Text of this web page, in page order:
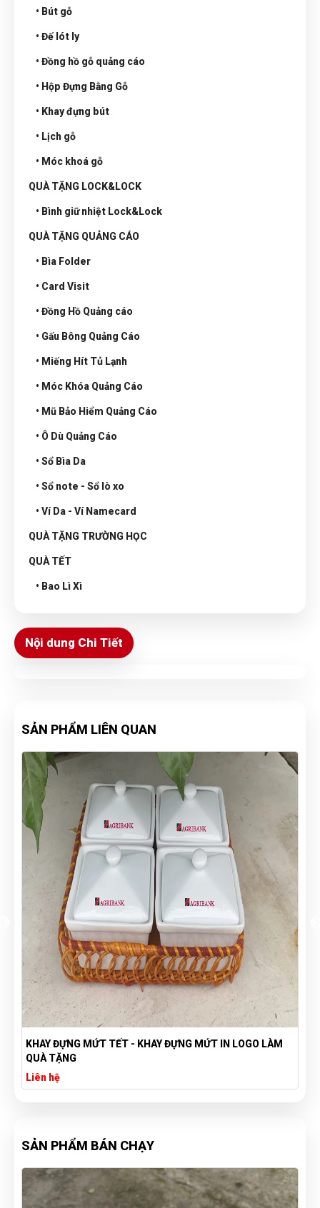
• Bút gỗ
• Đế lót ly
• Đồng hồ gỗ quảng cáo
• Hộp Đựng Bằng Gỗ
• Khay đựng bút
• Lịch gỗ
• Móc khoá gỗ
QUÀ TẶNG LOCK&LOCK
• Bình giữ nhiệt Lock&Lock
QUÀ TẶNG QUẢNG CÁO
• Bìa Folder
• Card Visit
• Đồng Hồ Quảng cáo
• Gấu Bông Quảng Cáo
• Miếng Hít Tủ Lạnh
• Móc Khóa Quảng Cáo
• Mũ Bảo Hiểm Quảng Cáo
• Ô Dù Quảng Cáo
• Sổ Bìa Da
• Sổ note - Sổ lò xo
• Ví Da - Ví Namecard
QUÀ TẶNG TRƯỜNG HỌC
QUÀ TẾT
• Bao Lì Xì
Nội dung Chi Tiết
SẢN PHẨM LIÊN QUAN
KHAY ĐỰNG MỨT TẾT - KHAY ĐỰNG MỨT IN LOGO LÀM
QUÀ TẶNG
Liên hệ
SẢN PHẨM BÁN CHẠY